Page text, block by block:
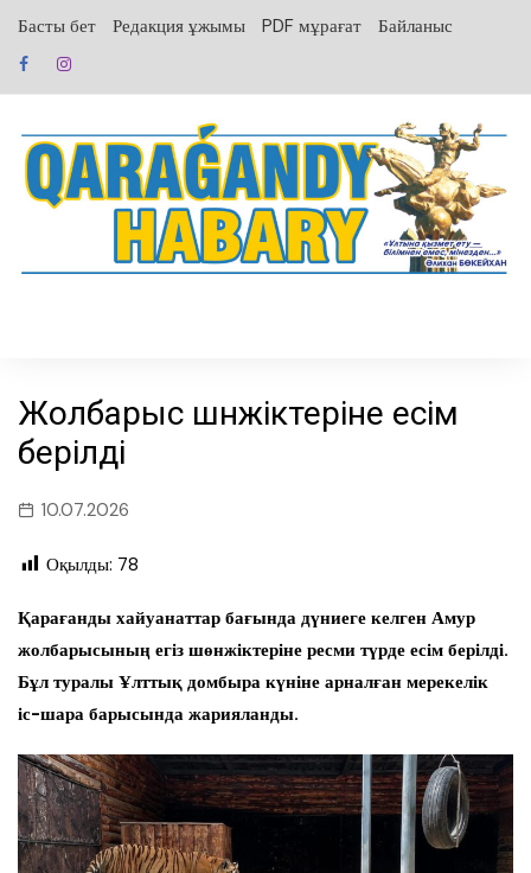
содержанию
Басты бет Редакция ұжымы PDF мұрағат Байланыс
Жолбарыс шөнжіктеріне есім
берілді
10.07.2026
Оқылды: 78
Қарағанды хайуанаттар бағында дүниеге келген Амур
жолбарысының егіз шөнжіктеріне ресми түрде есім берілді.
Бұл туралы Ұлттық домбыра күніне арналған мерекелік
іс-шара барысында жарияланды.